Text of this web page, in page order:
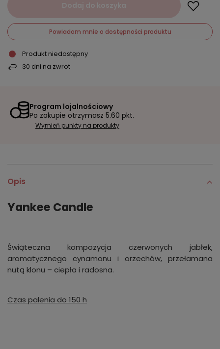
Dodaj do koszyka
Powiadom mnie o dostępności produktu
Produkt niedostępny
30 dni na zwrot
Program lojalnościowy
Po zakupie otrzymasz 5.60 pkt.
Wymień punkty na produkty
Opis
Yankee Candle
Świąteczna kompozycja czerwonych jabłek,
aromatycznego cynamonu i orzechów, przełamana
nutą klonu – ciepła i radosna.
Czas palenia do 150 h